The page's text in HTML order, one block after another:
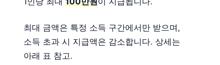
최대 금액은 특정 소득 구간에서만 받으며,
소득 초과 시 지급액은 감소합니다. 상세는
아래 표 참고.